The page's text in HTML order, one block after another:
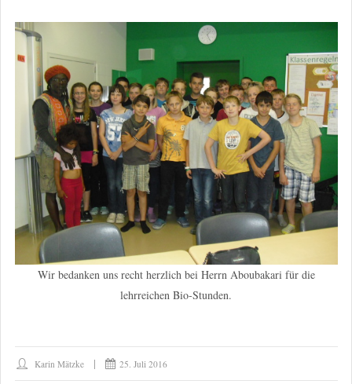
Wir bedanken uns recht herzlich bei Herrn Aboubakari für die
lehrreichen Bio-Stunden.
Karin Mätzke 25. Juli 2016